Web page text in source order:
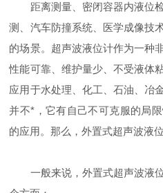
距离测量、密闭容器内液位检
测、汽车防撞系统、医学成像技
的场景。超声波液位计作为一种
性能可靠、维护量少、不受液体
应用于水处理、化工、石油、冶
并不*，它有自己不可克服的局
的应用。那么，外置式超声波液
一般来说，外置式超声波液位